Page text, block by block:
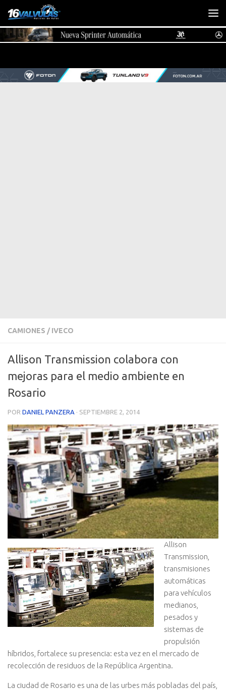
Saltar al contenido
CAMIONES / IVECO
Allison Transmission colabora con
mejoras para el medio ambiente en
Rosario
POR DANIEL PANZERA · SEPTIEMBRE 2, 2014
Allison
Transmission,
transmisiones
automáticas
para vehículos
medianos,
pesados y
sistemas de
propulsión
híbridos, fortalece su presencia: esta vez en el mercado de
recolección de residuos de la República Argentina.
La ciudad de Rosario es una de las urbes más pobladas del país,